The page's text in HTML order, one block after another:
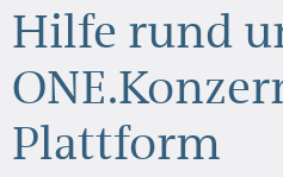
Hilfe rund
Plattform